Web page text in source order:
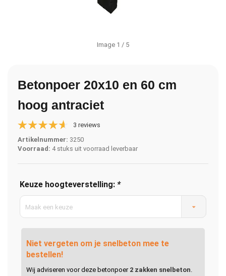
Image 1 / 5
Betonpoer 20x10 en 60 cm
hoog antraciet
3 reviews
Artikelnummer: 3250
Voorraad: 4 stuks uit voorraad leverbaar
Keuze hoogteverstelling: *
Maak een keuze
Niet vergeten om je snelbeton mee te
bestellen!
Wij adviseren voor deze betonpoer 2 zakken snelbeton.